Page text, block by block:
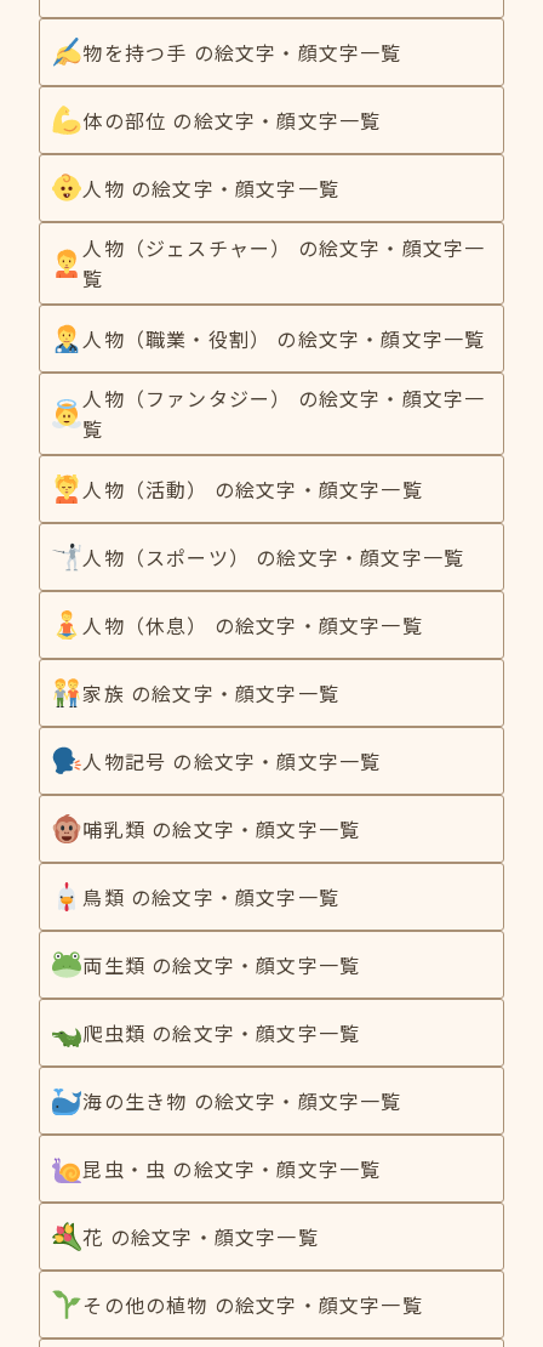
物を持つ手 の絵文字・顔文字一覧
体の部位 の絵文字・顔文字一覧
人物 の絵文字・顔文字一覧
人物（ジェスチャー） の絵文字・顔文字一
覧
人物（職業・役割） の絵文字・顔文字一覧
人物（ファンタジー） の絵文字・顔文字一
覧
人物（活動） の絵文字・顔文字一覧
人物（スポーツ） の絵文字・顔文字一覧
人物（休息） の絵文字・顔文字一覧
家族 の絵文字・顔文字一覧
人物記号 の絵文字・顔文字一覧
哺乳類 の絵文字・顔文字一覧
鳥類 の絵文字・顔文字一覧
両生類 の絵文字・顔文字一覧
爬虫類 の絵文字・顔文字一覧
海の生き物 の絵文字・顔文字一覧
昆虫・虫 の絵文字・顔文字一覧
花 の絵文字・顔文字一覧
その他の植物 の絵文字・顔文字一覧